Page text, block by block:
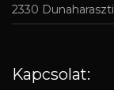
2330
Kapcsolat: